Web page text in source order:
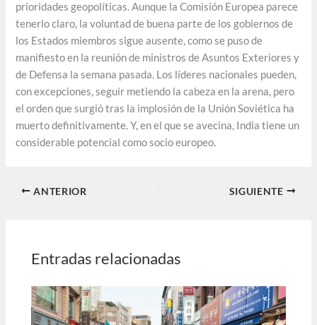
prioridades geopolíticas. Aunque la Comisión Europea parece
tenerlo claro, la voluntad de buena parte de los gobiernos de
los Estados miembros sigue ausente, como se puso de
manifiesto en la reunión de ministros de Asuntos Exteriores y
de Defensa la semana pasada. Los líderes nacionales pueden,
con excepciones, seguir metiendo la cabeza en la arena, pero
el orden que surgió tras la implosión de la Unión Soviética ha
muerto definitivamente. Y, en el que se avecina, India tiene un
considerable potencial como socio europeo.
ANTERIOR SIGUIENTE
Entradas relacionadas